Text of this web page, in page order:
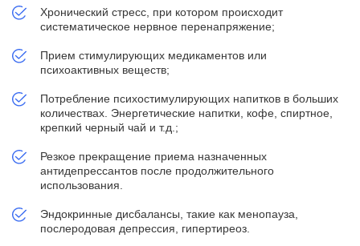
Хронический стресс, при котором происходит
систематическое нервное перенапряжение;
Прием стимулирующих медикаментов или
психоактивных веществ;
Потребление психостимулирующих напитков в больших
количествах. Энергетические напитки, кофе, спиртное,
крепкий черный чай и т.д.;
Резкое прекращение приема назначенных
антидепрессантов после продолжительного
использования.
Эндокринные дисбалансы, такие как менопауза,
послеродовая депрессия, гипертиреоз.